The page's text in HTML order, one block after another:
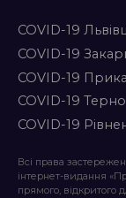
COVID-19
COVID-19
COVID-19
COVID-19
COVID-19
Всі права
інтернет-видання
прямого, відкритого